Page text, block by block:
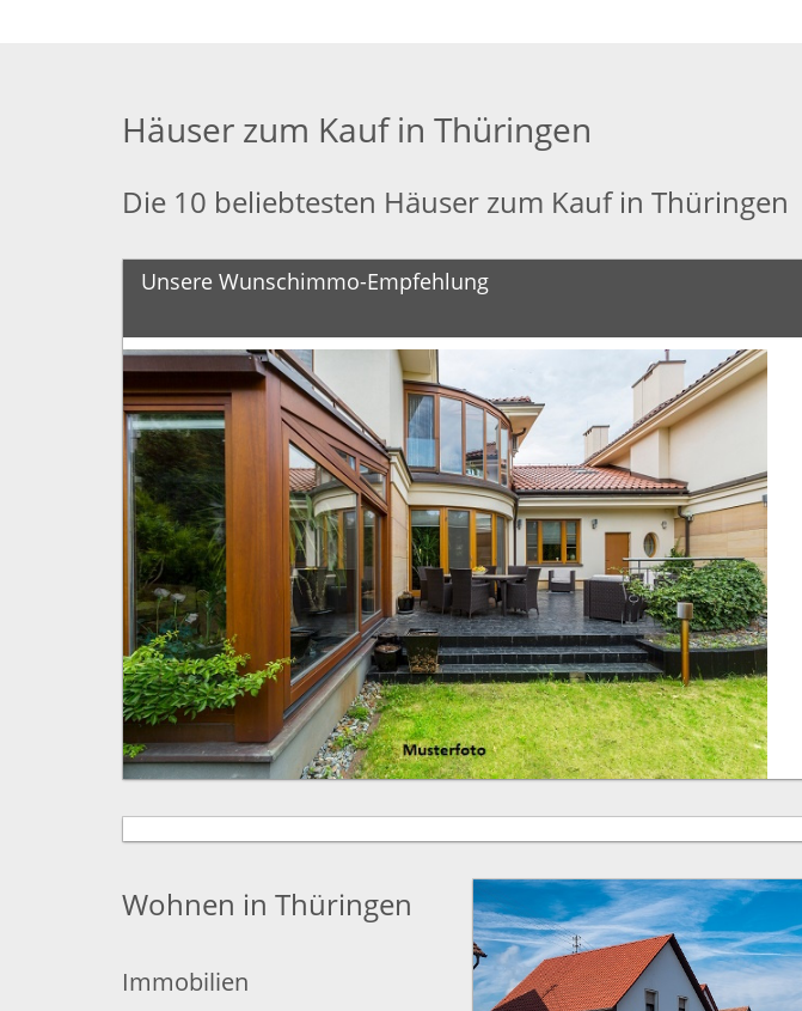
Häuser zum Kauf in Thüringen
Die 10 beliebtesten Häuser zum Kauf in Thüringen
Unsere Wunschimmo-Empfehlung
Wohnen in Thüringen
Immobilien